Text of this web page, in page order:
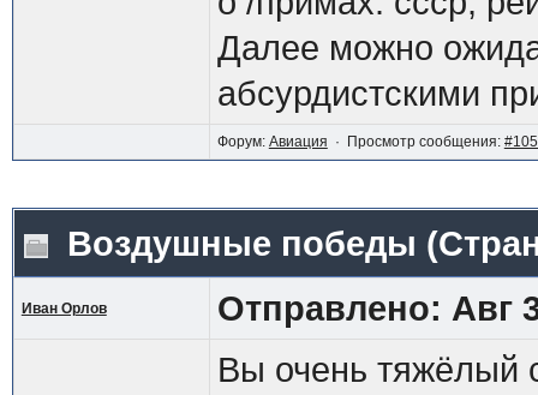
Далее можно
абсурдистскими
Форум: Авиация · Просмотр сообщения:
Воздушные победы
Иван Орлов Отправлено: Авг
Вы очень тяжёлый